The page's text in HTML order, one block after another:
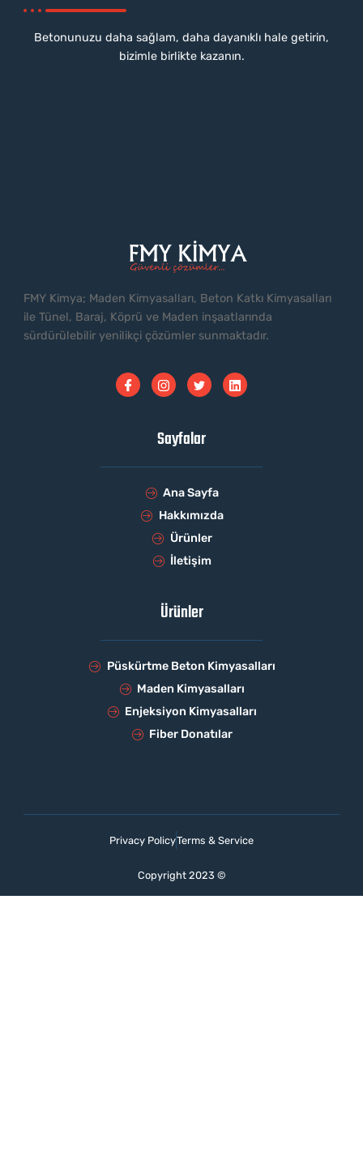
Betonunuzu daha sağlam, daha dayanıklı hale getirin,
bizimle birlikte kazanın.
FMY Kimya; Maden Kimyasalları, Beton Katkı Kimyasalları
ile Tünel, Baraj, Köprü ve Maden inşaatlarında
sürdürülebilir yenilikçi çözümler sunmaktadır.
Sayfalar
Ana Sayfa
Hakkımızda
Ürünler
İletişim
Ürünler
Püskürtme Beton Kimyasalları
Maden Kimyasalları
Enjeksiyon Kimyasalları
Fiber Donatılar
Privacy PolicyTerms & Service
Copyright 2023 ©